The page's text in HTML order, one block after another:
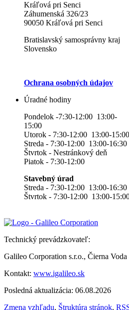
Kráľová pri Senci
Záhumenská 326/23
90050 Kráľová pri Senci
Bratislavský samosprávny kraj
Slovensko
Ochrana osobných údajov
Úradné hodiny
Pondelok -7:30-12:00 13:00-
15:00
Utorok - 7:30-12:00 13:00-15:00
Streda - 7:30-12:00 13:00-16:30
Štvrtok - Nestránkový deň
Piatok - 7:30-12:00
Stavebný úrad
Streda - 7:30-12:00 13:00-16:30
Štvrtok - 7:30-12:00 13:00-
Technický prevádzkovateľ:
Galileo Corporation s.r.o., Čierna
Kontakt: www.igalileo.sk
Posledná aktualizácia: 06.08.2026
Zmena vzhľadu, Štruktúra stránok,